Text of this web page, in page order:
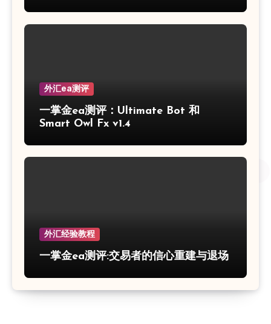
外汇ea测评
一掌金ea测评：Ultimate Bot 和
Smart Owl Fx v1.4
外汇经验教程
一掌金ea测评:交易者的信心重建与退场